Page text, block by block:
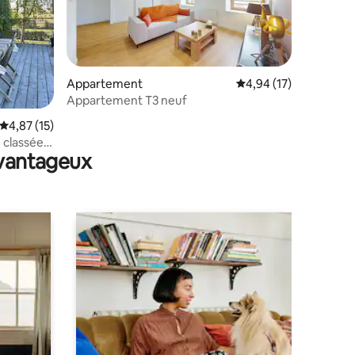
: 4,83 sur 5
Évaluation moyenne sur la base de 15 commentaires : 4,87 sur 5
4,87 (15)
Appartement Évaluation moyenne
4,94 (17)
Appartement T3 neuf